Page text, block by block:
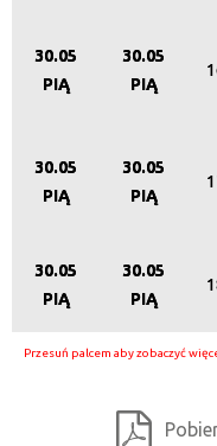
30.05
PIĄ
30.05
PIĄ
30.05
PIĄ
30.05
PIĄ
30.05
PIĄ
30.05
PIĄ